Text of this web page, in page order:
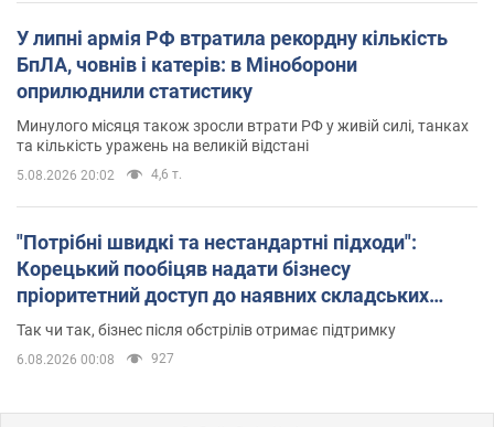
У липні армія РФ втратила рекордну кількість
БпЛА, човнів і катерів: в Міноборони
оприлюднили статистику
Минулого місяця також зросли втрати РФ у живій силі, танках
та кількість уражень на великій відстані
5.08.2026 20:02 4,6 т.
"Потрібні швидкі та нестандартні підходи":
Корецький пообіцяв надати бізнесу
пріоритетний доступ до наявних складських
приміщень
Так чи так, бізнес після обстрілів отримає підтримку
6.08.2026 00:08 927